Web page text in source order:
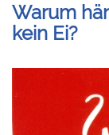
Warum
kein Ei?